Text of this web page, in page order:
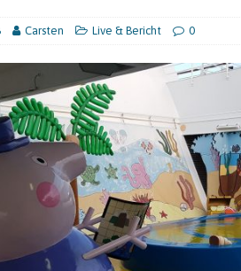
Carsten Live & Bericht 0